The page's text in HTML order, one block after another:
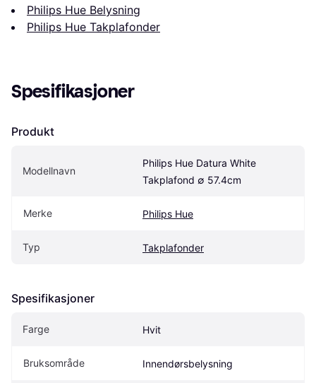
Philips Hue Belysning
Philips Hue Takplafonder
Spesifikasjoner
Produkt
Modellnavn
Philips Hue Datura White
Takplafond ∅ 57.4cm
Merke Philips Hue
Typ Takplafonder
Spesifikasjoner
Farge Hvit
Bruksområde Innendørsbelysning